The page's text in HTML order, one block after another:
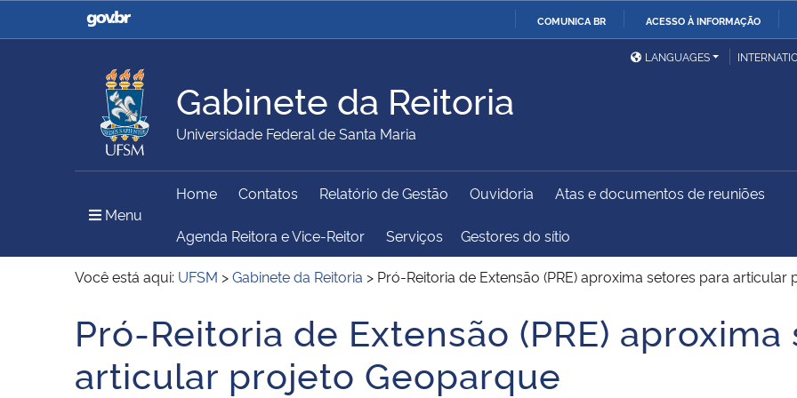
COMUNICA BR ACESSO À INFORMAÇÃO
Casa Civil
Ministério da Justiça e
Ministério da Defesa
Ministério das Relações
Exteriores
Ministério da Agricultura,
Pecuária e Abastecimento
Ministério da Educação Ministério da Cidadania
Desenvolvimento Regional
Institucional
LANGUAGES
Gabinete da Reitoria
Universidade Federal de Santa Maria
Menu
Home Contatos Relatório de Gestão Ouvidoria Atas e documentos de reuniões
Agenda Reitora e Vice-Reitor Serviços Gestores do sítio
Você está aqui: UFSM >Gabinete da Reitoria > Pró-Reitoria de Extensão (PRE) aproxima setores para
Início do conteúdo
Pró-Reitoria de Extensão (PRE)
articular projeto Geoparque